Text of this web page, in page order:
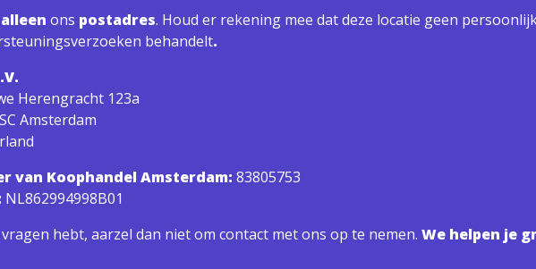
alleen ons postadres. Houd er rekening mee dat deze locatie geen
behandelt.
Herengracht 123a
Amsterdam
van Koophandel Amsterdam: 83805753
NL862994998B01
vragen hebt, aarzel dan niet om contact met ons op te nemen. We helpen je